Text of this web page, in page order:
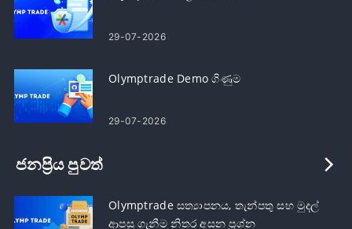
29-07-2026
Olymptrade Demo ගිණුම
29-07-2026
ජනප්‍රිය පුවත්
Olymptrade සත්‍යාපනය, තැන්පතු සහ මුදල්
ආපසු ගැනීම නිතර අසන ප්‍රශ්න